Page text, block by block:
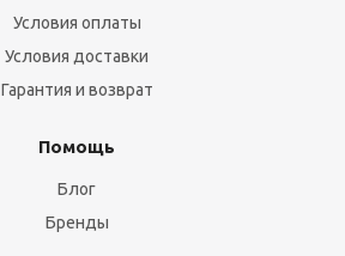
Условия оплаты
Условия доставки
Гарантия и возврат
Помощь
Блог
Бренды